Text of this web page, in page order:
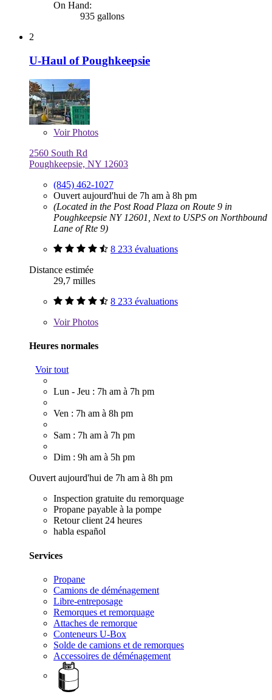
On Hand:
935 gallons
2
U-Haul of Poughkeepsie
VoirPhotos
2560 South Rd
Poughkeepsie, NY 12603
(845) 462-1027
Ouvert aujourd'hui de 7h am à 8h pm
(Located in the Post Road Plaza on Route 9 in
Poughkeepsie NY 12601, Next to USPS on Northbound
Lane of Rte 9)
8 233 évaluations
Distance estimée
29,7 milles
8 233 évaluations
VoirPhotos
Heures normales
Voir tout
Lun - Jeu : 7h am à 7h pm
Ven : 7h am à 8h pm
Sam : 7h am à 7h pm
Dim : 9h am à 5h pm
Ouvert aujourd'hui de 7h am à 8h pm
Inspection gratuite du remorquage
Propane payable à la pompe
Retour client 24 heures
habla español
Services
Propane
Camions de déménagement
Libre-entreposage
Remorques et remorquage
Attaches de remorque
Conteneurs U-Box
Solde de camions et de remorques
Accessoires de déménagement